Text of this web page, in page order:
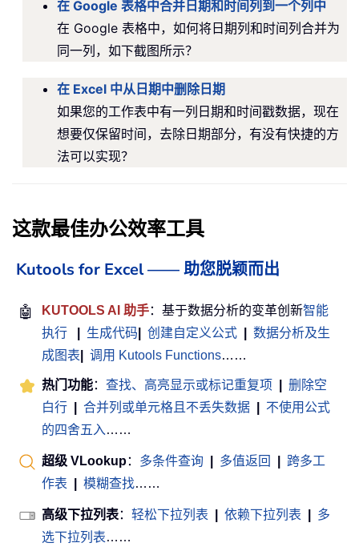
在 Google 表格中合并日期和时间列到一个列中
在 Google 表格中，如何将日期列和时间列合并为
同一列，如下截图所示？
在 Excel 中从日期中删除日期
如果您的工作表中有一列日期和时间戳数据，现在
想要仅保留时间，去除日期部分，有没有快捷的方
法可以实现？
这款最佳办公效率工具
Kutools for Excel —— 助您脱颖而出
🤖 KUTOOLS AI 助手：基于数据分析的变革创新智能
执行
生成代码 创建自定义公式
数据分析及生
成图表
调用 Kutools Functions……
热门功能： 查找、高亮显示或标记重复项
删除空
白行
合并列或单元格且不丢失数据
不使用公式
的四舍五入 ……
超级 VLookup： 多条件查询 多值返回
跨多工
作表
模糊查找……
高级下拉列表： 轻松下拉列表 依赖下拉列表
多
选下拉列表……